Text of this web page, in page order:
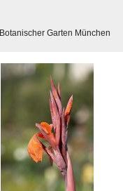
Botanischer Garten München